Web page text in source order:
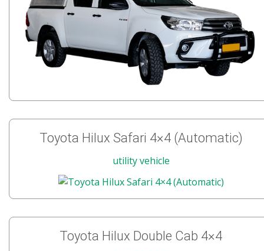
Toyota Hilux Safari 4×4 (Automatic)
utility vehicle
Toyota Hilux Double Cab 4×4